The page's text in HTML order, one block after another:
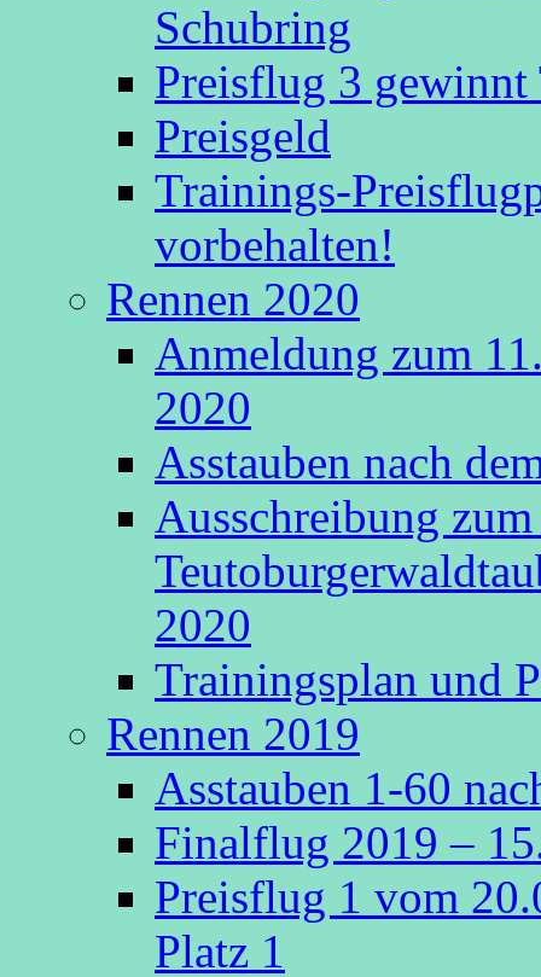
Schubring
Preisflug 3
Preisgeld
Trainings-
vorbehalten!
Rennen 2020
Anmeldung zum
2020
Asstauben nach
Ausschreibung
2020
Trainingsplan und
Rennen 2019
Asstauben 1-60
Finalflug 2019 –
Preisflug 1 vom
Platz 1